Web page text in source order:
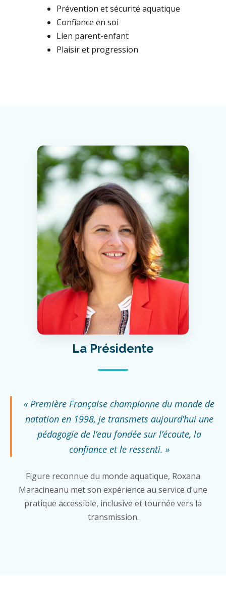
Prévention et sécurité aquatique
Confiance en soi
Lien parent-enfant
Plaisir et progression
La Présidente
« Première Française championne du monde de
natation en 1998, je transmets aujourd’hui une
pédagogie de l’eau fondée sur l’écoute, la
confiance et le ressenti. »
Figure reconnue du monde aquatique, Roxana
Maracineanu met son expérience au service d’une
pratique accessible, inclusive et tournée vers la
transmission.